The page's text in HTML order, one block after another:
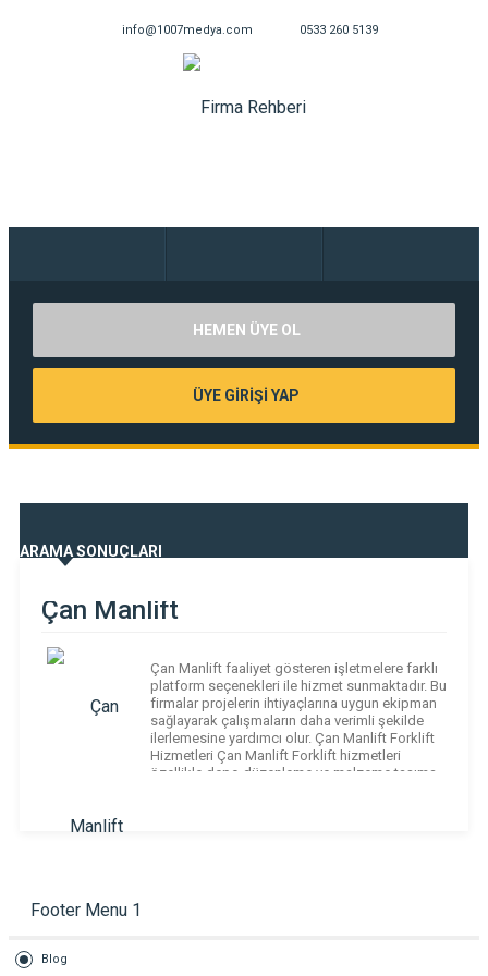
info@1007medya.com 0533 260 5139
HEMEN ÜYE OL
ÜYE GİRİŞİ YAP
ARAMA SONUÇLARI
Çan Manlift
Çan Manlift faaliyet gösteren işletmelere farklı
platform seçenekleri ile hizmet sunmaktadır. Bu
firmalar projelerin ihtiyaçlarına uygun ekipman
sağlayarak çalışmaların daha verimli şekilde
ilerlemesine yardımcı olur. Çan Manlift Forklift
Hizmetleri Çan Manlift Forklift hizmetleri
özellikle depo düzenleme ve malzeme taşıma
Footer Menu 1
Blog